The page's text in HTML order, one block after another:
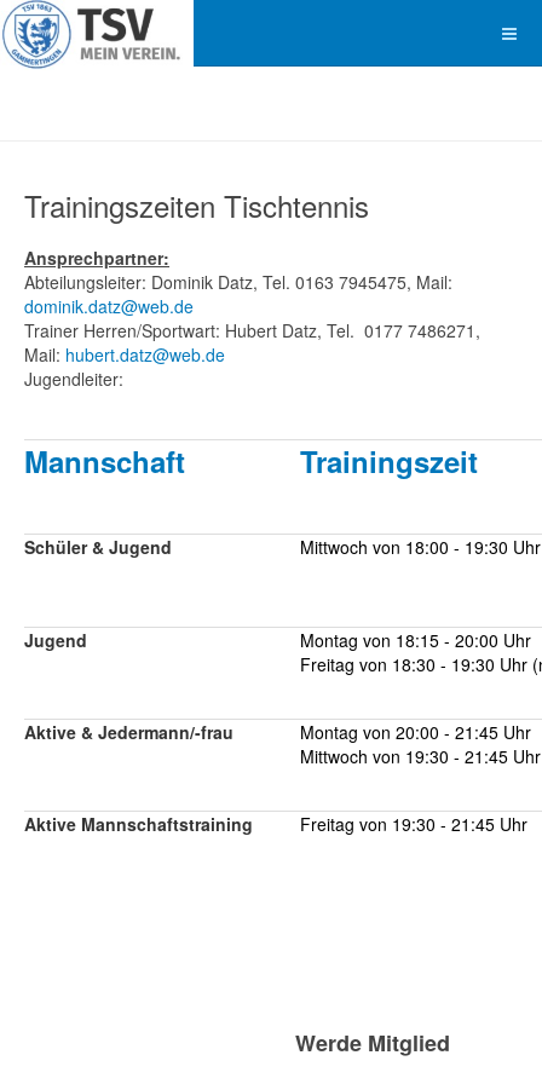
Trainingszeiten Tischtennis
Ansprechpartner:
Abteilungsleiter: Dominik Datz, Tel. 0163 7945475, Mail:
dominik.datz@web.de
Trainer Herren/Sportwart: Hubert Datz, Tel. 0177 7486271,
Mail: hubert.datz@web.de
Jugendleiter:
Mannschaft Trainingszeit
Schüler & Jugend Mittwoch von 18:00 - 19:30 Uhr
Jugend
Montag von 18:15 - 20:00 Uhr
Freitag von 18:30 - 19:30 Uhr
Aktive & Jedermann/-frau
Montag von 20:00 - 21:45 Uhr
Mittwoch von 19:30 - 21:45 Uhr
Aktive Mannschaftstraining Freitag von 19:30 - 21:45 Uhr
Werde Mitglied